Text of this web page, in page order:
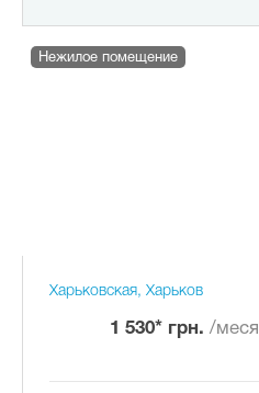
Нежилое помещение
Харьковская, Харьков
1 530* грн. /